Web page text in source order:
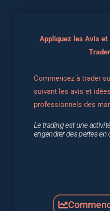
Appliquez les Avis et
Commencez à trader
suivant les avis et
professionnels des
Le trading est une
engendrer des pertes en